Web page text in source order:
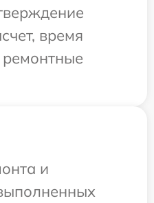
время
и